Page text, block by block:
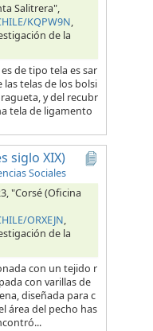
Salitrera",
KQPW9N,
de la
de tipo tela es sar
telas de los bolsi
y del recubr
tela de ligamento
siglo XIX)
Sociales
"Corsé (Oficina
ORXEJN,
de la
con un tejido r
con varillas de
diseñada para c
área del pecho has